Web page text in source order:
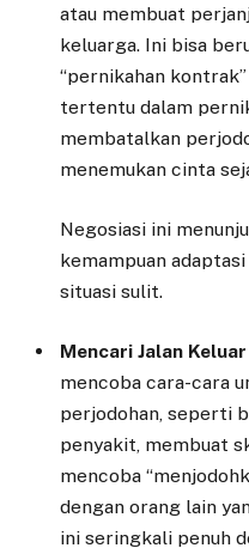
atau membuat
keluarga. Ini bisa
“pernikahan
tertentu dalam
membatalkan
menemukan cinta
Negosiasi ini
kemampuan
situasi sulit.
Mencari Jalan
mencoba cara-cara
perjodohan, seperti
penyakit, membuat
mencoba
dengan orang lain
ini seringkali penuh